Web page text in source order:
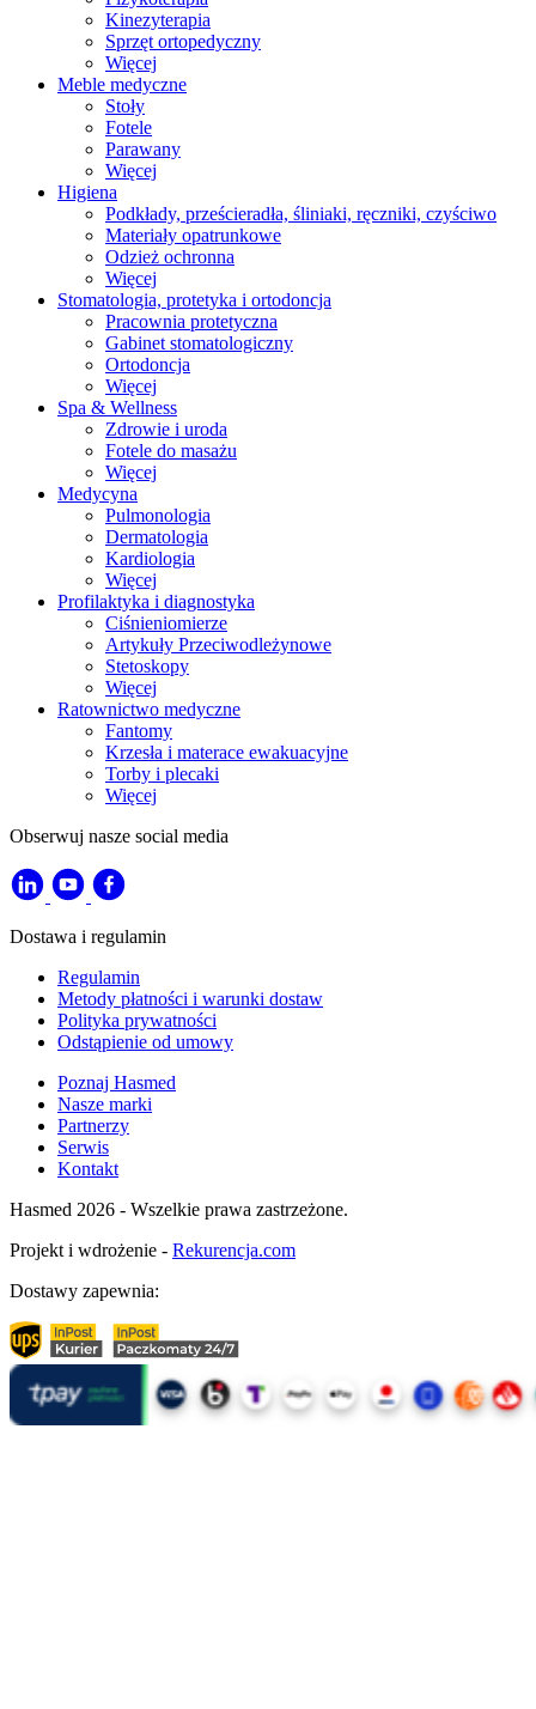
Kinezyterapia
Sprzęt ortopedyczny
Więcej
Meble medyczne
Stoły
Fotele
Parawany
Więcej
Higiena
Podkłady, prześcieradła, śliniaki, ręczniki, czyściwo
Materiały opatrunkowe
Odzież ochronna
Więcej
Stomatologia, protetyka i ortodoncja
Pracownia protetyczna
Gabinet stomatologiczny
Ortodoncja
Więcej
Spa & Wellness
Zdrowie i uroda
Fotele do masażu
Więcej
Medycyna
Pulmonologia
Dermatologia
Kardiologia
Więcej
Profilaktyka i diagnostyka
Ciśnieniomierze
Artykuły Przeciwodleżynowe
Stetoskopy
Więcej
Ratownictwo medyczne
Fantomy
Krzesła i materace ewakuacyjne
Torby i plecaki
Więcej
Obserwuj nasze social media
Dostawa i regulamin
Regulamin
Metody płatności i warunki dostaw
Polityka prywatności
Odstąpienie od umowy
Poznaj Hasmed
Nasze marki
Partnerzy
Serwis
Kontakt
Hasmed 2026 - Wszelkie prawa zastrzeżone.
Projekt i wdrożenie - Rekurencja.com
Dostawy zapewnia: